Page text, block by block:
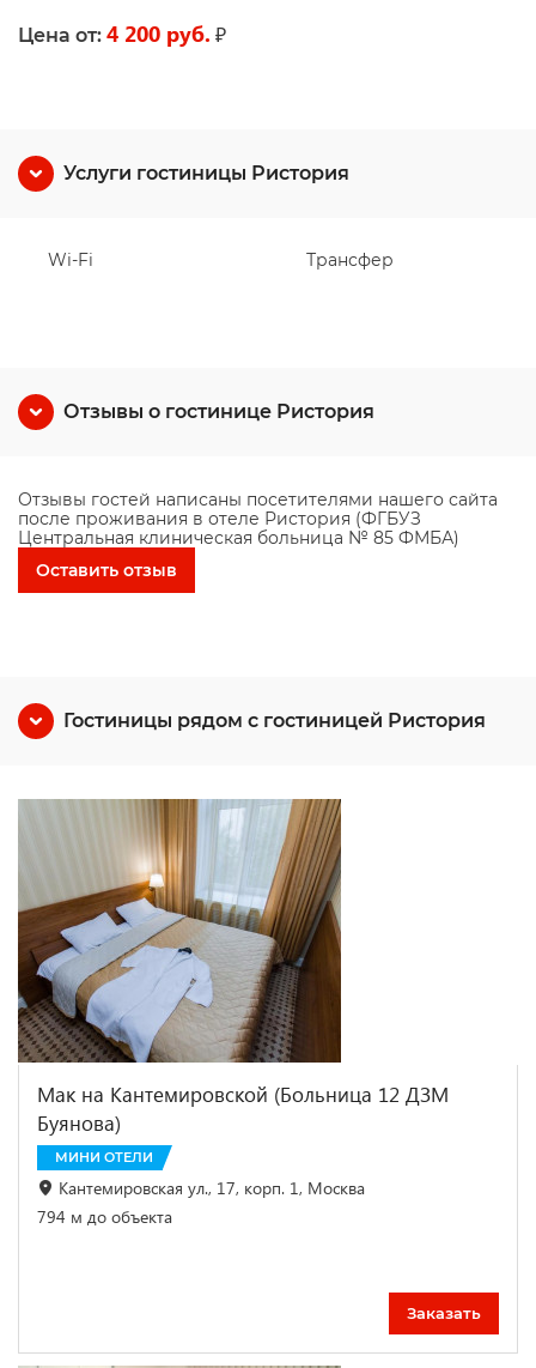
Цена от: 4 200 руб. ₽
Услуги гостиницы Ристория
Wi-Fi Трансфер
Отзывы о гостинице Ристория
Отзывы гостей написаны посетителями нашего сайта
после проживания в отеле Ристория (ФГБУЗ
Центральная клиническая больница № 85 ФМБА)
Оставить отзыв
Гостиницы рядом с гостиницей Ристория
Мак на Кантемировской (Больница 12 ДЗМ
Буянова)
МИНИ ОТЕЛИ
Кантемировская ул., 17, корп. 1, Москва
794 м до объекта
Заказать